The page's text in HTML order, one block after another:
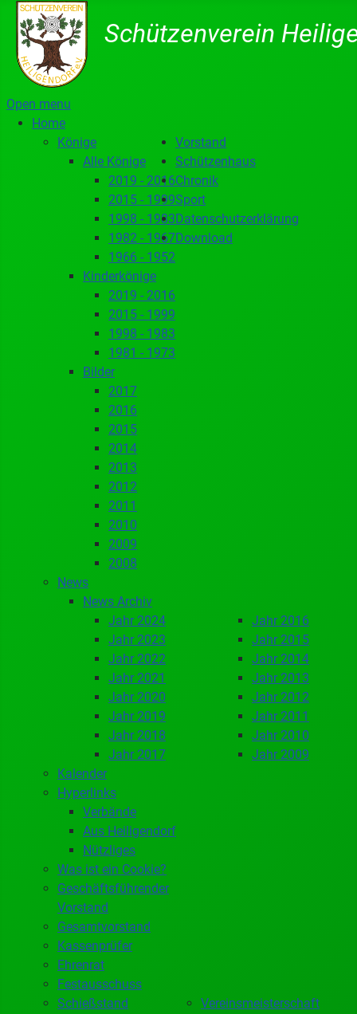
Schützenverein
Open menu
Home
Könige
Alle Könige
2019 - 2016
2015 - 1999
1998 - 1983
1982 - 1967
1966 - 1952
Kinderkönige
2019 - 2016
2015 - 1999
1998 - 1983
1981 - 1973
Bilder
2017
2016
2015
2014
2013
2012
2011
2010
2009
2008
News
News Archiv
Jahr 2024
Jahr 2023
Jahr 2022
Jahr 2021
Jahr 2020
Jahr 2019
Jahr 2018
Jahr 2017
Jahr 2016
Jahr 2015
Jahr 2014
Jahr 2013
Jahr 2012
Jahr 2011
Jahr 2010
Jahr 2009
Kalender
Hyperlinks
Verbände
Aus Heiligendorf
Nützliges
Was ist ein Cookie?
Vorstand
Geschäftsführender
Vorstand
Gesamtvorstand
Kassenprüfer
Ehrenrat
Festausschuss
Schützenhaus
Schießstand
Chronik
Sport
Vereinsmeisterschaft
Datenschutzerklärung
Download